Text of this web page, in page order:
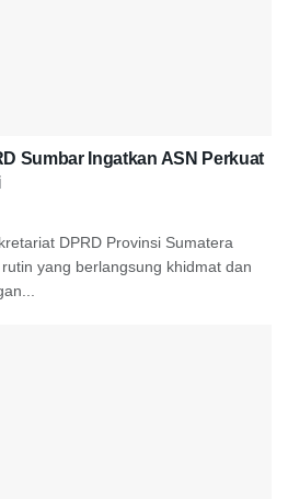
Sumbar Ingatkan ASN Perkuat
DPRD Provinsi Sumatera
yang berlangsung khidmat dan